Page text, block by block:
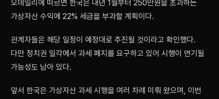
오데일리에 따르면 한국은 내년 1월부터 250만원을 초과하는
가상자산 수익에 22% 세금을 부과할 계획이다.
관계자들은 해당 일정이 예정대로 추진될 것이라고 확인했다.
다만 정치권 일각에서 과세 폐지를 요구하고 있어 시행이 연기될
가능성도 남아 있다.
앞서 한국은 가상자산 과세 시행을 여러 차례 미뤄 왔으며, 이번